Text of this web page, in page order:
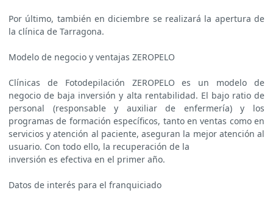
Por último, también en diciembre se realizará la apertura de
la clínica de Tarragona.
Modelo de negocio y ventajas ZEROPELO
Clínicas de Fotodepilación ZEROPELO es un modelo de
negocio de baja inversión y alta rentabilidad. El bajo ratio de
personal (responsable y auxiliar de enfermería) y los
programas de formación específicos, tanto en ventas como en
servicios y atención al paciente, aseguran la mejor atención al
usuario. Con todo ello, la recuperación de la
inversión es efectiva en el primer año.
Datos de interés para el franquiciado